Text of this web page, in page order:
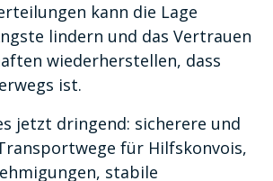
kann die Lage
lindern und das Vertrauen
wiederherstellen, dass
ist.
jetzt dringend: sicherere und
für Hilfskonvois,
stabile